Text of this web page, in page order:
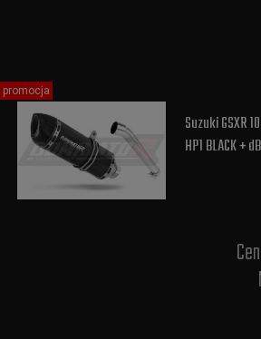
Suzuki GSXR
HP1 BLACK +
promocja